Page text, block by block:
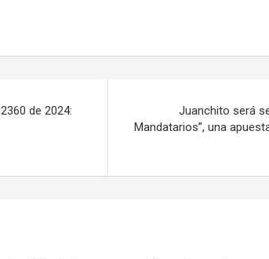
de 2024:
Juanchito será
Mandatarios”, una